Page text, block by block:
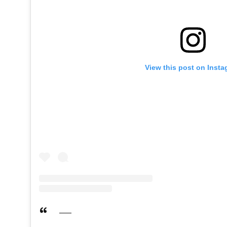
View this post on